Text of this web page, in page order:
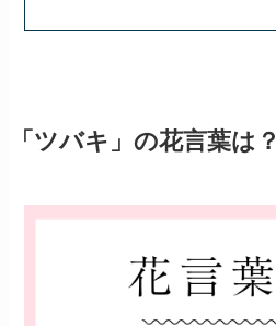
「ツバキ」の花言葉は？